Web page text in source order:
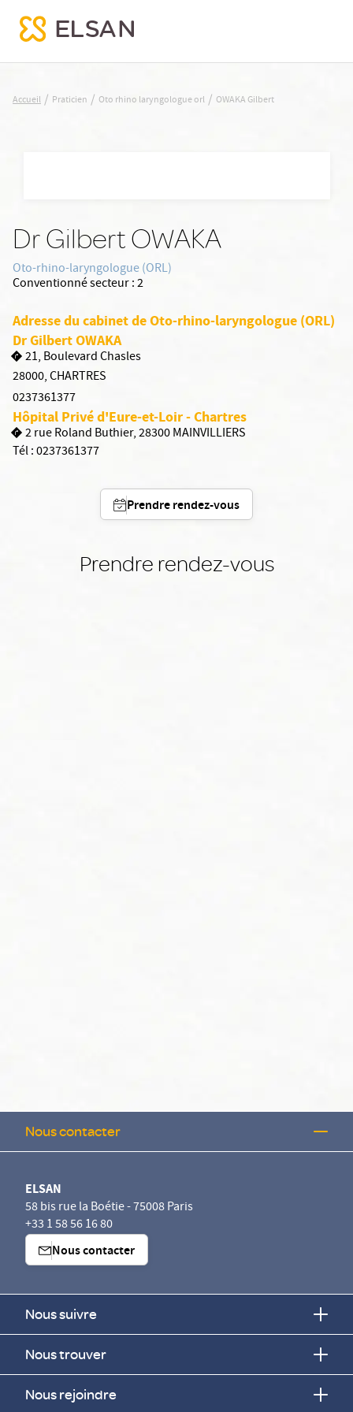
OWAKA Gilbert
Accueil / Praticien / Oto rhino laryngologue orl / OWAKA Gilbert
Dr Gilbert OWAKA
Oto-rhino-laryngologue (ORL)
Conventionné secteur :2
Adresse du cabinet de Oto-rhino-laryngologue (ORL)
Dr Gilbert OWAKA
21, Boulevard Chasles
28000,CHARTRES
0237361377
Hôpital Privé d'Eure-et-Loir - Chartres
2 rue Roland Buthier, 28300 MAINVILLIERS
Tél :0237361377
Prendre rendez-vous
Prendre rendez-vous
Nous contacter
ELSAN
58 bis rue la Boétie - 75008 Paris
+33 1 58 56 16 80
Nous contacter
Nous suivre
Nous trouver
Nous rejoindre